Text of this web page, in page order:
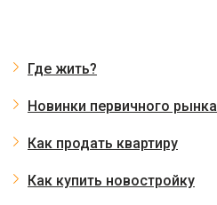
Где жить?
Новинки первичного рынка
Как продать квартиру
Как купить новостройку